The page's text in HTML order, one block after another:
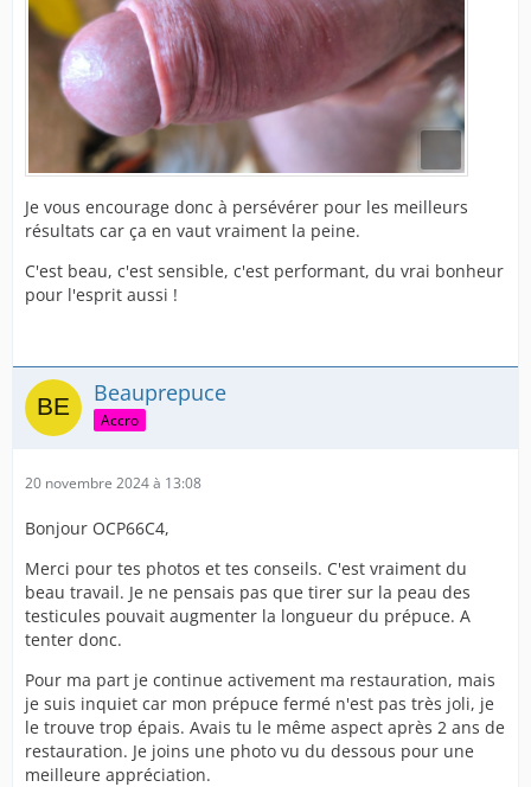
Je vous encourage donc à persévérer pour les meilleurs
résultats car ça en vaut vraiment la peine.
C'est beau, c'est sensible, c'est performant, du vrai bonheur
pour l'esprit aussi !
Beauprepuce
Accro
20 novembre 2024 à 13:08
Bonjour OCP66C4,
Merci pour tes photos et tes conseils. C'est vraiment du
beau travail. Je ne pensais pas que tirer sur la peau des
testicules pouvait augmenter la longueur du prépuce. A
tenter donc.
Pour ma part je continue activement ma restauration, mais
je suis inquiet car mon prépuce fermé n'est pas très joli, je
le trouve trop épais. Avais tu le même aspect après 2 ans de
restauration. Je joins une photo vu du dessous pour une
meilleure appréciation.